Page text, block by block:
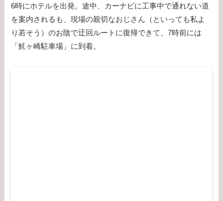
6時にホテルを出発。途中、カーナビに工事中で通れない道
を案内されるも、現場の親切なおじさん（といっても私よ
り若そう）のお陰で迂回ルートに復帰できて、7時前には
「魹ヶ崎駐車場」に到着。